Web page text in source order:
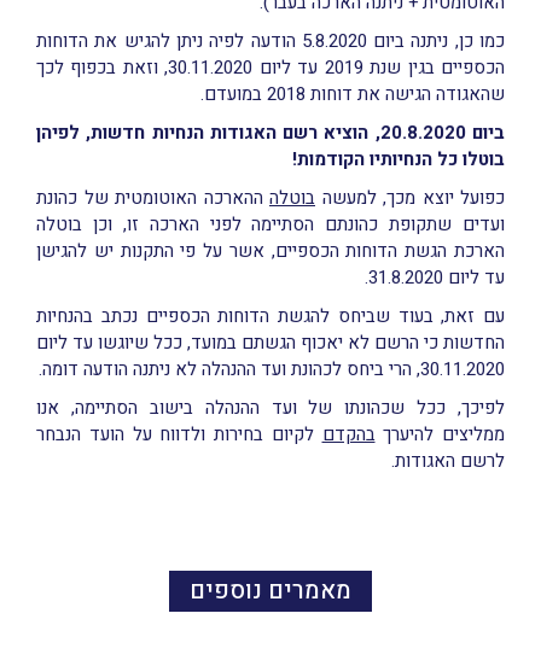
כמו כן, ניתנה ביום 5.8.2020 הודעה לפיה ניתן להגיש את הדוחות
הכספיים בגין שנת 2019 עד ליום 30.11.2020, וזאת בכפוף לכך
שהאגודה הגישה את דוחות 2018 במועדם.
ביום 20.8.2020, הוציא רשם האגודות הנחיות חדשות, לפיהן
בוטלו כל הנחיותיו הקודמות!
כפועל יוצא מכך, למעשה בוטלה ההארכה האוטומטית של כהונת
ועדים שתקופת כהונתם הסתיימה לפני הארכה זו, וכן בוטלה
הארכת הגשת הדוחות הכספיים, אשר על פי התקנות יש להגישן
עד ליום 31.8.2020.
עם זאת, בעוד שביחס להגשת הדוחות הכספיים נכתב בהנחיות
החדשות כי הרשם לא יאכוף הגשתם במועד, ככל שיוגשו עד ליום
30.11.2020, הרי ביחס לכהונת ועד ההנהלה לא ניתנה הודעה דומה.
לפיכך, ככל שכהונתו של ועד ההנהלה בישוב הסתיימה, אנו
ממליצים להיערךבהקדם לקיום בחירות ולדווח על הועד הנבחר
לרשם האגודות.
מאמרים נוספים